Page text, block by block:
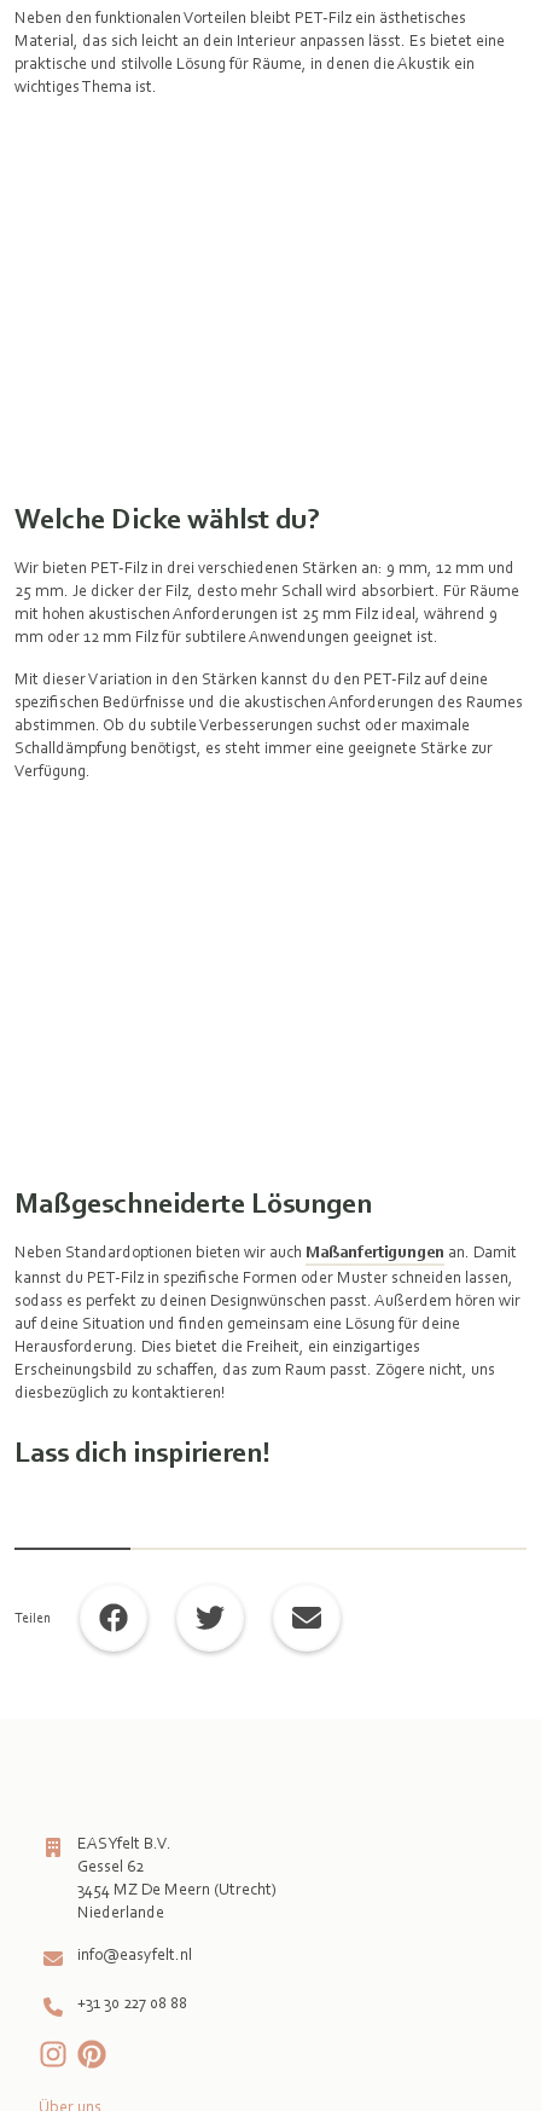
Neben den funktionalen Vorteilen bleibt PET-Filz ein ästhetisches
Material, das sich leicht an dein Interieur anpassen lässt. Es bietet eine
praktische und stilvolle Lösung für Räume, in denen die Akustik ein
wichtiges Thema ist.
Welche Dicke wählst du?
Wir bieten PET-Filz in drei verschiedenen Stärken an: 9 mm, 12 mm und
25 mm. Je dicker der Filz, desto mehr Schall wird absorbiert. Für Räume
mit hohen akustischen Anforderungen ist 25 mm Filz ideal, während 9
mm oder 12 mm Filz für subtilere Anwendungen geeignet ist.
Mit dieser Variation in den Stärken kannst du den PET-Filz auf deine
spezifischen Bedürfnisse und die akustischen Anforderungen des Raumes
abstimmen. Ob du subtile Verbesserungen suchst oder maximale
Schalldämpfung benötigst, es steht immer eine geeignete Stärke zur
Verfügung.
Maßgeschneiderte Lösungen
Neben Standardoptionen bieten wir auch Maßanfertigungen an. Damit
kannst du PET-Filz in spezifische Formen oder Muster schneiden lassen,
sodass es perfekt zu deinen Designwünschen passt. Außerdem hören wir
auf deine Situation und finden gemeinsam eine Lösung für deine
Herausforderung. Dies bietet die Freiheit, ein einzigartiges
Erscheinungsbild zu schaffen, das zum Raum passt. Zögere nicht, uns
diesbezüglich zu kontaktieren!
Lass dich inspirieren!
Teilen
EASYfelt B.V.
Gessel 62
3454 MZ De Meern (Utrecht)
info@easyfelt.nl
+31 30 227 08 88
Über uns